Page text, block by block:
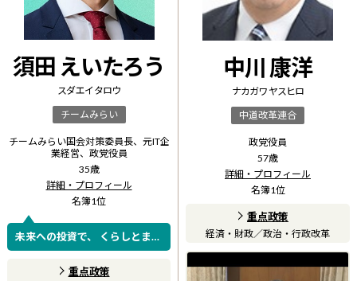
須田 えいたろう
スダ エイタロウ
チームみらい
チームみらい国会対策委員長、元IT企
業経営、政党役員
35歳
詳細・プロフィール
名簿1位
未来への投資で、 くらしとまち
を明るくする
重点政策
中川 康洋
ナカガワ ヤスヒロ
中道改革連合
政党役員
57歳
詳細・プロフィール
名簿1位
重点政策
経済・財政／政治・行政改革